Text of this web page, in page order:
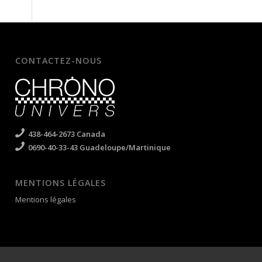
CONTACTEZ-NOUS
438-464-2673 Canada
0690-40-33-43 Guadeloupe/Martinique
MENTIONS LÉGALES
Mentions légales